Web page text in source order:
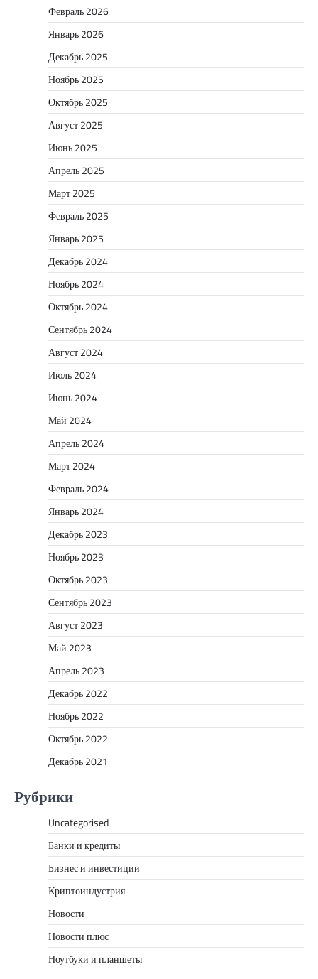
Февраль 2026
Январь 2026
Декабрь 2025
Ноябрь 2025
Октябрь 2025
Август 2025
Июнь 2025
Апрель 2025
Март 2025
Февраль 2025
Январь 2025
Декабрь 2024
Ноябрь 2024
Октябрь 2024
Сентябрь 2024
Август 2024
Июль 2024
Июнь 2024
Май 2024
Апрель 2024
Март 2024
Февраль 2024
Январь 2024
Декабрь 2023
Ноябрь 2023
Октябрь 2023
Сентябрь 2023
Август 2023
Май 2023
Апрель 2023
Декабрь 2022
Ноябрь 2022
Октябрь 2022
Декабрь 2021
Рубрики
Uncategorised
Банки и кредиты
Бизнес и инвестиции
Криптоиндустрия
Новости
Новости плюс
Ноутбуки и планшеты